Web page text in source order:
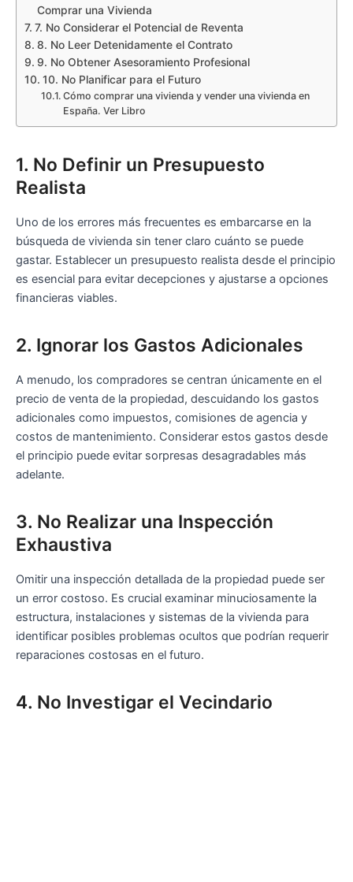
Comprar una Vivienda
7. No Considerar el Potencial de Reventa
8. No Leer Detenidamente el Contrato
9. No Obtener Asesoramiento Profesional
10. No Planificar para el Futuro
Cómo comprar una vivienda y vender una vivienda en
España. Ver Libro
1. No Definir un Presupuesto
Realista
Uno de los errores más frecuentes es embarcarse en la
búsqueda de vivienda sin tener claro cuánto se puede
gastar. Establecer un presupuesto realista desde el principio
es esencial para evitar decepciones y ajustarse a opciones
financieras viables.
2. Ignorar los Gastos Adicionales
A menudo, los compradores se centran únicamente en el
precio de venta de la propiedad, descuidando los gastos
adicionales como impuestos, comisiones de agencia y
costos de mantenimiento. Considerar estos gastos desde
el principio puede evitar sorpresas desagradables más
adelante.
3. No Realizar una Inspección
Exhaustiva
Omitir una inspección detallada de la propiedad puede ser
un error costoso. Es crucial examinar minuciosamente la
estructura, instalaciones y sistemas de la vivienda para
identificar posibles problemas ocultos que podrían requerir
reparaciones costosas en el futuro.
4. No Investigar el Vecindario